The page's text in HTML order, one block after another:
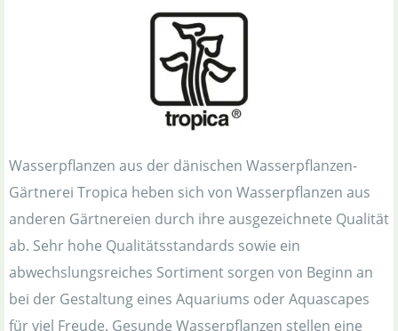
Wasserpflanzen aus der dänischen Wasserpflanzen-
Gärtnerei Tropica heben sich von Wasserpflanzen aus
anderen Gärtnereien durch ihre ausgezeichnete Qualität
ab. Sehr hohe Qualitätsstandards sowie ein
abwechslungsreiches Sortiment sorgen von Beginn an
bei der Gestaltung eines Aquariums oder Aquascapes
für viel Freude. Gesunde Wasserpflanzen stellen eine